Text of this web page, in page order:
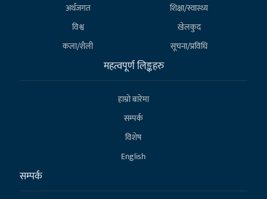
अर्थजगत
शिक्षा/स्वास्थ्य
विश्व
खेलकुद
कला/शैली
सूचना/प्रविधि
महत्वपूर्ण लिङ्कहरु
हाम्राे बारेमा
सम्पर्क
विशेष
English
सम्पर्क